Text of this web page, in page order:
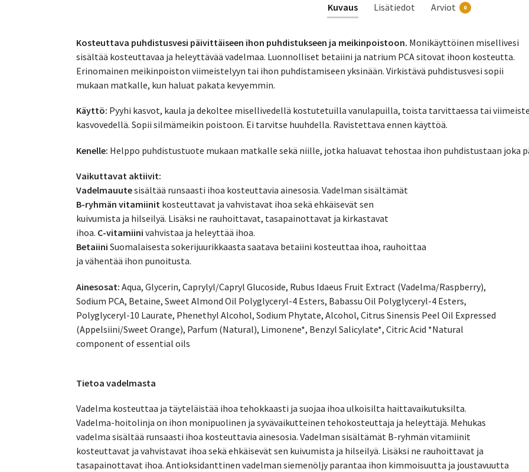
Kuvaus Lisätiedot Arviot 0
Kosteuttava puhdistusvesi päivittäiseen ihon puhdistukseen ja meikinpoistoon. Monikäyttöinen misellivesi
sisältää kosteuttavaa ja heleyttävää vadelmaa. Luonnolliset betaiini ja natrium PCA sitovat ihoon kosteutta.
Erinomainen meikinpoiston viimeistelyyn tai ihon puhdistamiseen yksinään. Virkistävä puhdistusvesi sopii
mukaan matkalle, kun haluat pakata kevyemmin.
Käyttö: Pyyhi kasvot, kaula ja dekoltee misellivedellä kostutetuilla vanulapuilla, toista tarvittaessa tai
kasvovedellä. Sopii silmämeikin poistoon. Ei tarvitse huuhdella. Ravistettava ennen käyttöä.
Kenelle: Helppo puhdistustuote mukaan matkalle sekä niille, jotka haluavat tehostaa ihon puhdistustaan joka
Vaikuttavat aktiivit:
Vadelmauutesisältää runsaasti ihoa kosteuttavia ainesosia. Vadelman sisältämät
B-ryhmän vitamiinitkosteuttavat ja vahvistavat ihoa sekä ehkäisevät sen
kuivumista ja hilseilyä. Lisäksi ne rauhoittavat, tasapainottavat ja kirkastavat
ihoa. C-vitamiini vahvistaa ja heleyttää ihoa.
Betaiini Suomalaisesta sokerijuurikkaasta saatava betaiini kosteuttaa ihoa, rauhoittaa
ja vähentää ihon punoitusta.
Ainesosat: Aqua, Glycerin, Caprylyl/Capryl Glucoside, Rubus Idaeus Fruit Extract (Vadelma/Raspberry),
Sodium PCA, Betaine, Sweet Almond Oil Polyglyceryl-4 Esters, Babassu Oil Polyglyceryl-4 Esters,
Polyglyceryl-10 Laurate, Phenethyl Alcohol, Sodium Phytate, Alcohol, Citrus Sinensis Peel Oil Expressed
(Appelsiini/Sweet Orange), Parfum (Natural), Limonene*, Benzyl Salicylate*, Citric Acid *Natural
component of essential oils
Tietoa vadelmasta
Vadelma kosteuttaa ja täyteläistää ihoa tehokkaasti ja suojaa ihoa ulkoisilta haittavaikutuksilta.
Vadelma-hoitolinja on ihon monipuolinen ja syvävaikutteinen tehokosteuttaja ja heleyttäjä. Mehukas
vadelma sisältää runsaasti ihoa kosteuttavia ainesosia. Vadelman sisältämät B-ryhmän vitamiinit
kosteuttavat ja vahvistavat ihoa sekä ehkäisevät sen kuivumista ja hilseilyä. Lisäksi ne rauhoittavat ja
tasapainottavat ihoa. Antioksidanttinen vadelman siemenöljy parantaa ihon kimmoisuutta ja joustavuutta